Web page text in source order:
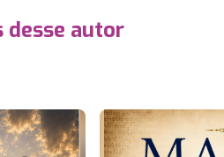
desse autor